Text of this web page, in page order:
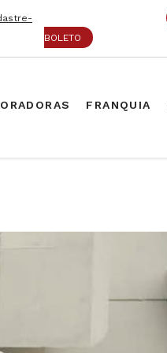
BOLETO
FRANQUIA